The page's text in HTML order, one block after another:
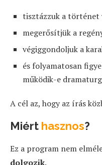
tisztázzuk a történet
megerősítjük a
végiggondoljuk a
és folyamatosan
működik-e
A cél az, hogy az írás
Miért hasznos?
Ez a program nem
dolgozik.